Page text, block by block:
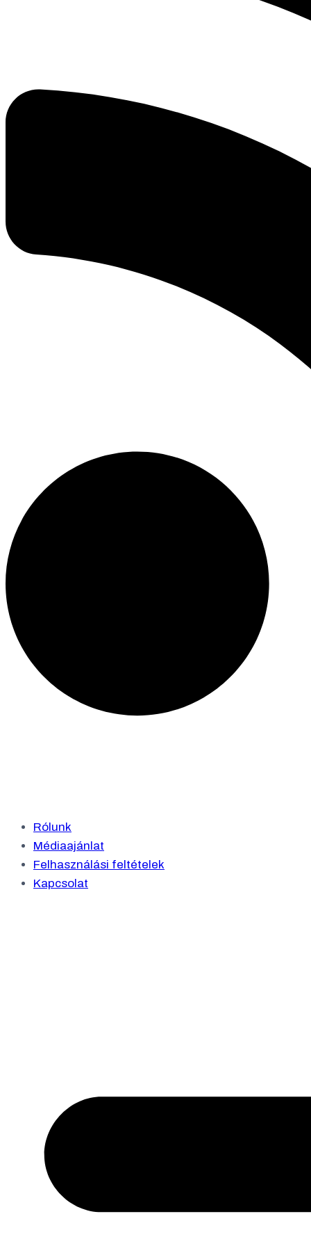
Rólunk
Médiaajánlat
Felhasználási feltételek
Kapcsolat